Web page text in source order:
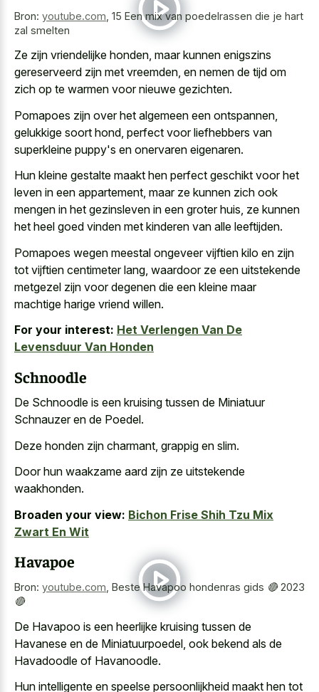
Bron: youtube.com 15 Een mix van poedelrassen die je hart
zal smelten
Ze zijn vriendelijke honden, maar kunnen enigszins
gereserveerd zijn met vreemden, en nemen de tijd om
zich op te warmen voor nieuwe gezichten.
Pomapoes zijn over het algemeen een ontspannen,
gelukkige soort hond, perfect voor liefhebbers van
superkleine puppy's en onervaren eigenaren.
Hun kleine gestalte maakt hen perfect geschikt voor het
leven in een appartement, maar ze kunnen zich ook
mengen in het gezinsleven in een groter huis, ze kunnen
het heel goed vinden met kinderen van alle leeftijden.
Pomapoes wegen meestal ongeveer vijftien kilo en zijn
tot vijftien centimeter lang, waardoor ze een uitstekende
metgezel zijn voor degenen die een kleine maar
machtige harige vriend willen.
For your interest: Het Verlengen Van De
Levensduur Van Honden
Schnoodle
De Schnoodle is een kruising tussen de Miniatuur
Schnauzer en de Poedel.
Deze honden zijn charmant, grappig en slim.
Door hun waakzame aard zijn ze uitstekende
waakhonden.
Broaden your view: Bichon Frise Shih Tzu Mix
Zwart En Wit
Havapoe
Bron: youtube.com Beste Havapoo hondenras gids 🔴 2023
🔴
De Havapoo is een heerlijke kruising tussen de
Havanese en de Miniatuurpoedel, ook bekend als de
Havadoodle of Havanoodle.
Hun intelligente en speelse persoonlijkheid maakt hen tot